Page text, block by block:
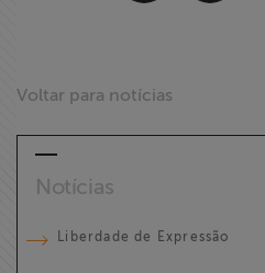
Voltar para notícias
Notícias
Liberdade de Expressão